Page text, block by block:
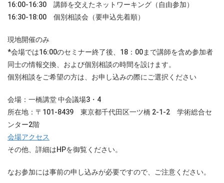
16:00-16:30 講師を交えたネットワーキング（自由参加）
16:30-18:00 個別相談会（要申込先着順）
現地開催のみ
*会場では16:00のセミナー終了後、18：00まで講師を含め参加者
同士の情報交換、および個別相談の時間を設けます。
個別相談をご希望の方は、お申し込みの際にご選択ください
会場：一橋講堂 中会議場3・4
所在地：〒101-8439 東京都千代田区一ツ橋 2-1-2 学術総合セ
ンター2階
会場アクセス
その他、詳細はHPを御覧ください。
なお参加には事前の申し込みが必要ですので、ご注意ください。